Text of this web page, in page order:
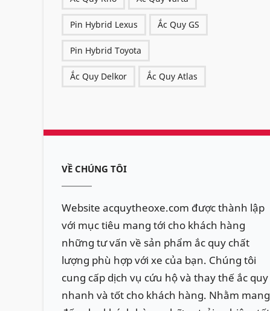
Pin Hybrid Lexus Ắc Quy GS
Pin Hybrid Toyota
Ắc Quy Delkor Ắc Quy Atlas
VỀ CHÚNG TÔI
Website acquytheoxe.com được thành lập
với mục tiêu mang tới cho khách hàng
những tư vấn về sản phẩm ắc quy chất
lượng phù hợp với xe của bạn. Chúng tôi
cung cấp dịch vụ cứu hộ và thay thế ắc quy
nhanh và tốt cho khách hàng. Nhằm mang